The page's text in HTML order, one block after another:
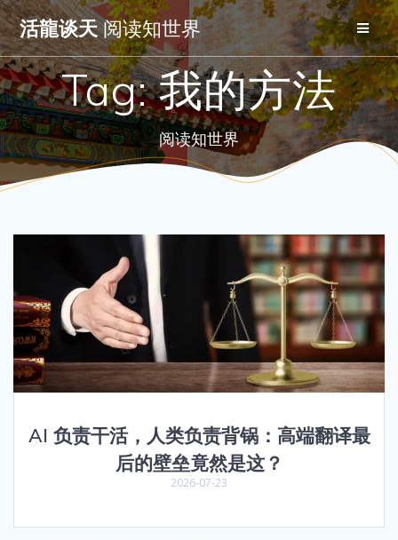
Skip
to
content
活龍谈天阅读知世界
Tag:我的方法
阅读知世界
AI 负责干活，人类负责背锅：高端翻译最
后的壁垒竟然是这？
2026-07-23